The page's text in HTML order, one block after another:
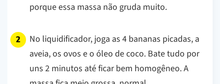
porque essa massa não gruda muito.
No liquidificador, joga as 4 bananas picadas, a
aveia, os ovos e o óleo de coco. Bate tudo por
uns 2 minutos até ficar bem homogêneo. A